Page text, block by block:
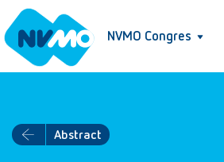
NVMO Congres
Abstract